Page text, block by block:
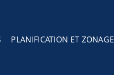
PLANIFICATION ET ZONAGE